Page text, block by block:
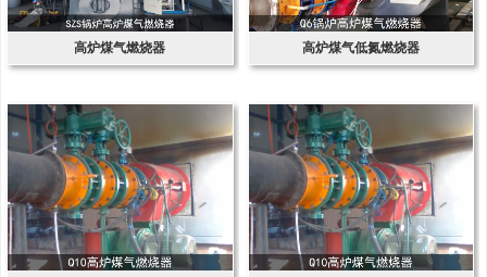
高炉煤气燃烧器 高炉煤气低氮燃烧器